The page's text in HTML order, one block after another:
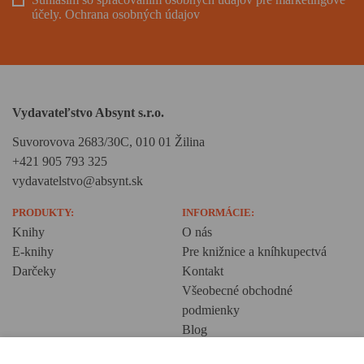
účely. Ochrana osobných údajov
Vydavateľstvo Absynt s.r.o.
Suvorovova 2683/30C, 010 01 Žilina
+421 905 793 325
vydavatelstvo@absynt.sk
PRODUKTY:
Knihy
E-knihy
Darčeky
INFORMÁCIE:
O nás
Pre knižnice a kníhkupectvá
Kontakt
Všeobecné obchodné
podmienky
Blog